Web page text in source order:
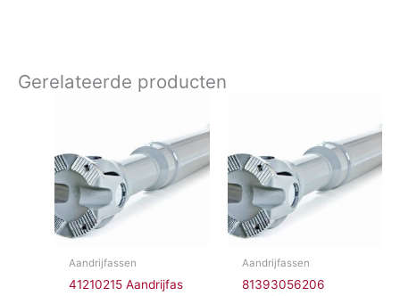
Gerelateerde producten
Aandrijfassen
41210215 Aandrijfas
Aandrijfassen
81393056206